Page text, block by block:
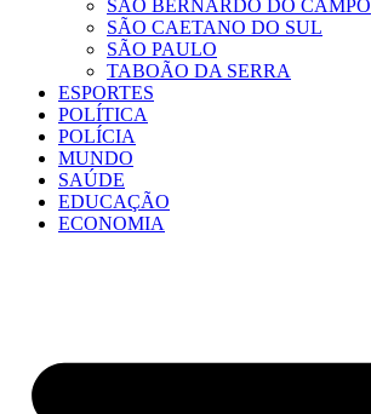
SÃO BERNARDO DO CAMPO
SÃO CAETANO DO SUL
SÃO PAULO
TABOÃO DA SERRA
ESPORTES
POLÍTICA
POLÍCIA
MUNDO
SAÚDE
EDUCAÇÃO
ECONOMIA